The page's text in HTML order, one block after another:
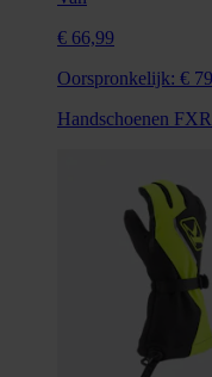
€ 66,99
Oorspronkelijk: €
Handschoenen